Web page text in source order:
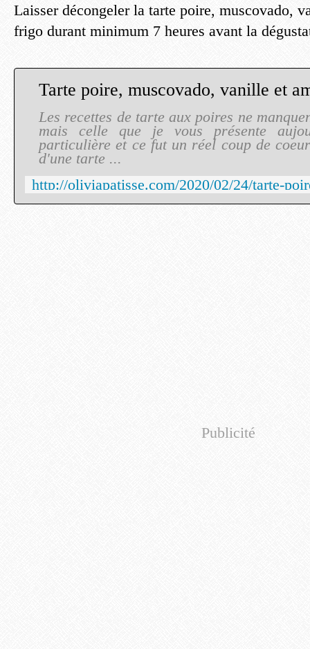
Laisser décongeler la tarte poire, muscovado,
frigo durant minimum 7 heures avant la
Les recettes de tarte aux poires ne
mais celle que je vous présente
particulière et ce fut un réel coup de
d'une tarte ...
Publicité